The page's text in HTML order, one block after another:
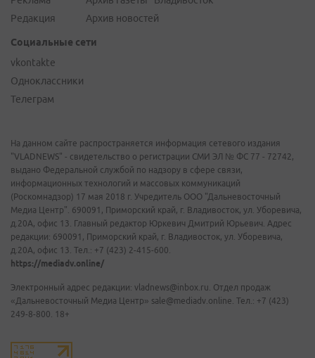
Редакция
Архив новостей
Социальные сети
vkontakte
Одноклассники
Телеграм
На данном сайте распространяется информация сетевого издания
"VLADNEWS" - свидетельство о регистрации СМИ ЭЛ № ФС 77 - 72742,
выдано Федеральной службой по надзору в сфере связи,
информационных технологий и массовых коммуникаций
(Роскомнадзор) 17 мая 2018 г. Учредитель ООО "Дальневосточный
Медиа Центр". 690091, Приморский край, г. Владивосток, ул. Уборевича,
д.20А, офис 13. Главный редактор Юркевич Дмитрий Юрьевич. Адрес
редакции: 690091, Приморский край, г. Владивосток, ул. Уборевича,
д.20А, офис 13. Тел.: +7 (423) 2-415-600.
https://mediadv.online/
Электронный адрес редакции: vladnews@inbox.ru. Отдел продаж
«Дальневосточный Медиа Центр» sale@mediadv.online. Тел.: +7 (423)
249-8-800. 18+